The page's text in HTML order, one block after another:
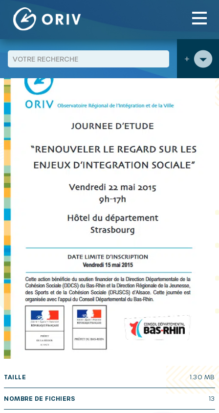
Aller au contenu
+
publications
Renouveler le regard sur lesjeux
d’intégration sociale – Actes de la Journée d’étude
TAILLE 1.30 MB
NOMBRE DE FICHIERS 13
Panneau de gestion des cookies